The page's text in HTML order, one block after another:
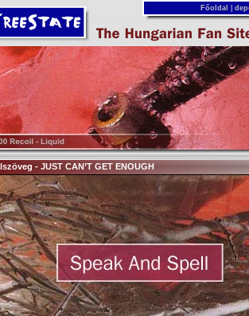
Főoldal
- JUST CAN’T GET ENOUGH